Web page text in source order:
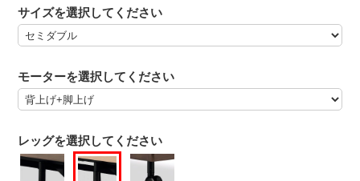
サイズを選択してください
モーターを選択してください
レッグを選択してください